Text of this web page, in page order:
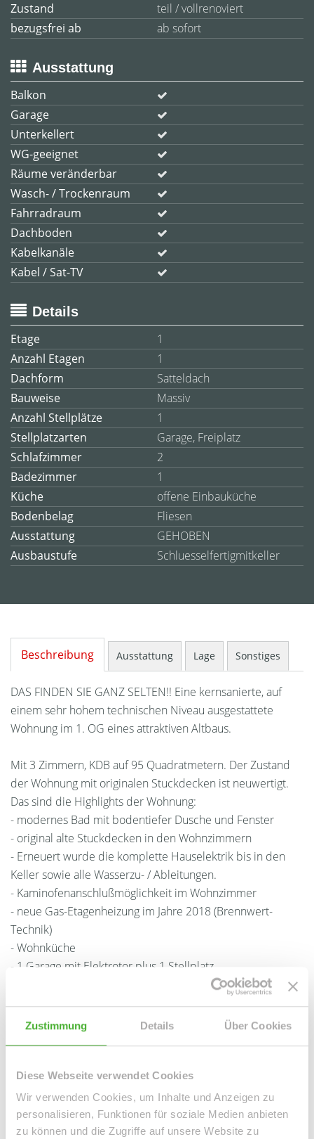
Zustimmung Details Über Cookies
Diese Webseite verwendet Cookies
Wir verwenden Cookies, um Inhalte und Anzeigen zu
personalisieren, Funktionen für soziale Medien anbieten
zu können und die Zugriffe auf unsere Website zu
Zustand
teil / vollrenoviert
bezugsfrei ab
ab sofort
Ausstattung
Balkon
Garage
Unterkellert
WG-geeignet
Räume veränderbar
Wasch- / Trockenraum
Fahrradraum
Dachboden
Kabelkanäle
Kabel / Sat-TV
Details
Etage
1
Anzahl Etagen
1
Dachform
Satteldach
Bauweise
Massiv
Anzahl Stellplätze
1
Stellplatzarten
Garage, Freiplatz
Schlafzimmer
2
Badezimmer
1
Küche
offene Einbauküche
Bodenbelag
Fliesen
Ausstattung
GEHOBEN
Ausbaustufe
Schluesselfertigmitkeller
Beschreibung Ausstattung Lage Sonstiges
DAS FINDEN SIE GANZ SELTEN!! Eine kernsanierte, auf
einem sehr hohem technischen Niveau ausgestattete
Wohnung im 1. OG eines attraktiven Altbaus.
Mit 3 Zimmern, KDB auf 95 Quadratmetern. Der Zustand
der Wohnung mit originalen Stuckdecken ist neuwertigt.
Das sind die Highlights der Wohnung:
- modernes Bad mit bodentiefer Dusche und Fenster
- original alte Stuckdecken in den Wohnzimmern
- Erneuert wurde die komplette Hauselektrik bis in den
Keller sowie alle Wasserzu- / Ableitungen.
- Kaminofenanschlußmöglichkeit im Wohnzimmer
- neue Gas-Etagenheizung im Jahre 2018 (Brennwert-
Technik)
- Wohnküche
- 1 Garage mit Elektrotor plus 1 Stellplatz
- 1 großer Kelleraum plus einem kleinen Keller
- Stellgelegenheit für Waschmaschine und Trockner in
Ansprechpartner